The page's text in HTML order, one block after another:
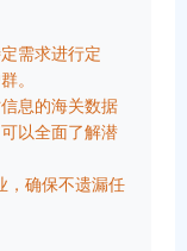
需求进行定
。
息的海关数据
以全面了解潜
，确保不遗漏任